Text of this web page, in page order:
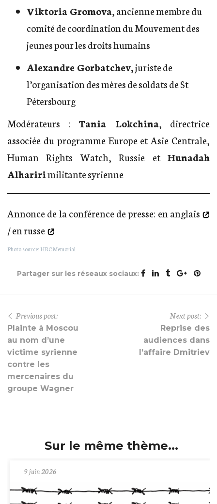
Viktoria Gromova, ancienne membre du
comité de coordination du Mouvement des
jeunes pour les droits humains
Alexandre Gorbatchev,juriste de
l’organisation des mères de soldats de St
Pétersbourg
Modérateurs : Tania Lokchina, directrice
associée du programme Europe et Asie Centrale,
Human Rights Watch, Russie et Hunadah
Alharirimilitante syrienne
Annonce de la conférence de presse: en anglais
/en russe
Photo source: HRC Memorial
Partager sur les réseaux sociaux:
Previous post:
Plainte à Moscou
au nom d’une
victime syrienne
contre les
mercenaires du
groupe Wagner
Next post:
Reprise des
audiences dans
l’affaire Dmitriev
Sur le même thème...
9 juin 2026